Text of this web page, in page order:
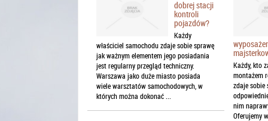
dobrej stacji
kontroli
pojazdów?
Każdy
właściciel samochodu zdaje sobie sprawę
jak ważnym elementem jego posiadania
jest regularny przegląd techniczny.
Warszawa jako duże miasto posiada
wiele warsztatów samochodowych, w
których można dokonać ...
Każdy, kto
montażem
zdaje sobie
nim
Oferujemy